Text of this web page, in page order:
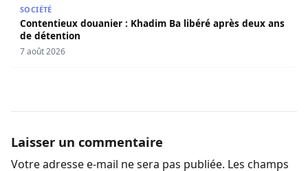
SOCIÉTÉ
Contentieux douanier : Khadim Ba libéré après deux ans
de détention
7 août 2026
Laisser un commentaire
Votre adresse e-mail ne sera pas publiée. Les champs